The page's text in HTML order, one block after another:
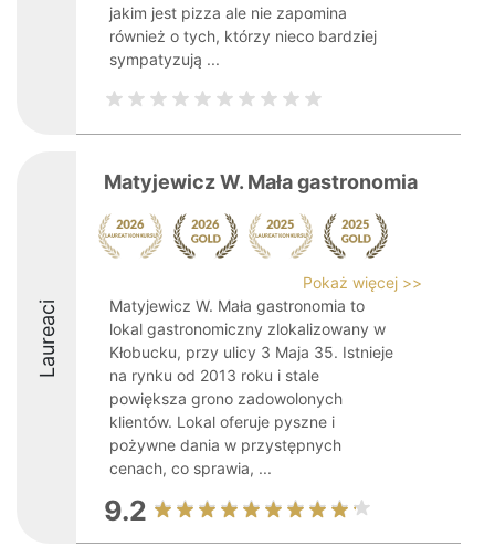
jakim jest pizza ale nie zapomina
również o tych, którzy nieco bardziej
sympatyzują ...
Laureaci
Matyjewicz W. Mała gastronomia
Pokaż więcej >>
Matyjewicz W. Mała gastronomia to
lokal gastronomiczny zlokalizowany w
Kłobucku, przy ulicy 3 Maja 35. Istnieje
na rynku od 2013 roku i stale
powiększa grono zadowolonych
klientów. Lokal oferuje pyszne i
pożywne dania w przystępnych
cenach, co sprawia, ...
9.2